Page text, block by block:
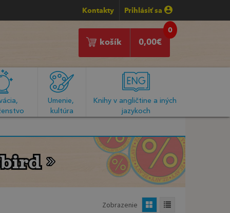
Kontakty Prihlásiť sa
0
0,00€
košík
Umenie,
kultúra
Knihy v angličtine a iných
jazykoch
Zobrazenie